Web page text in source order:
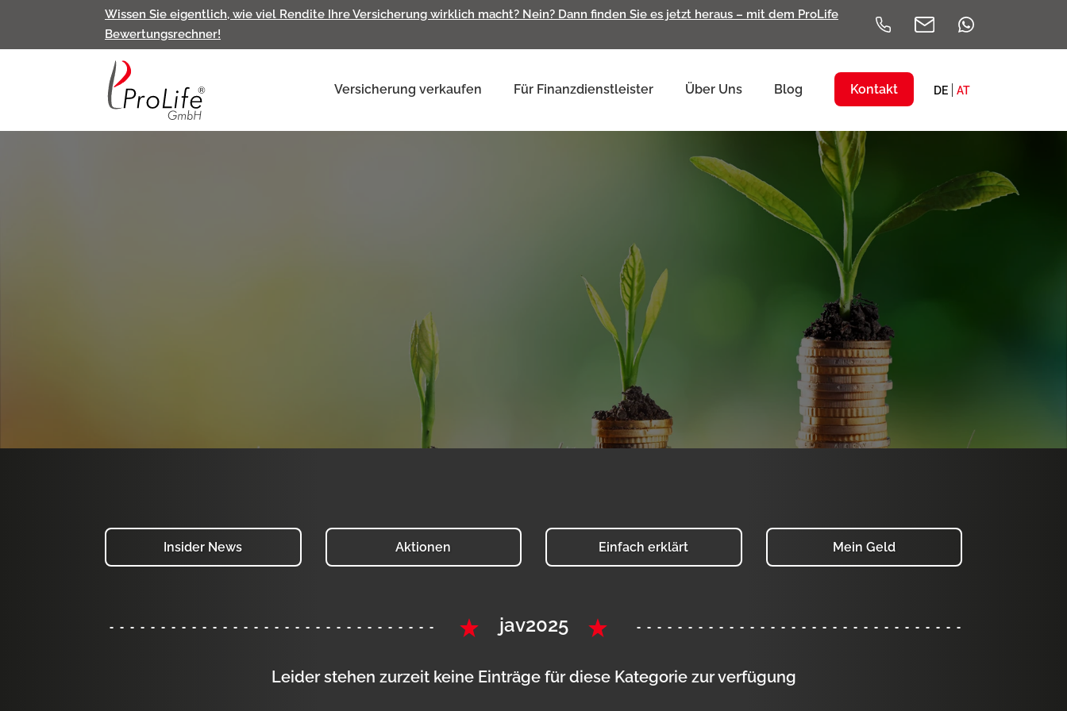
Wissen Sie eigentlich, wie viel Rendite Ihre Versicherung wirklich macht? Nein? Dann finden Sie es jetzt heraus – mit dem ProLife
Bewertungsrechner!
Versicherung verkaufen Für Finanzdienstleister Über Uns Blog Kontakt DE AT
Insider News Aktionen Einfach erklärt Mein Geld
jav2025
Leider stehen zurzeit keine Einträge für diese Kategorie zur verfügung